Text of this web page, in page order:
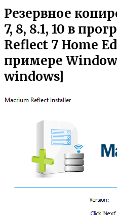
Резервное
7, 8, 8.1, 10 в
Reflect 7 Home
примере
windows]